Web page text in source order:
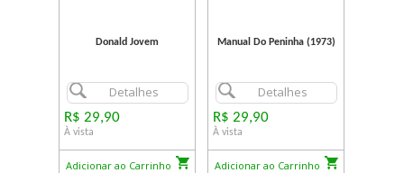
Donald Jovem
Detalhes
R$ 29,90
À vista
Adicionar ao Carrinho
Manual Do Peninha (1973)
Detalhes
R$ 29,90
À vista
Adicionar ao Carrinho